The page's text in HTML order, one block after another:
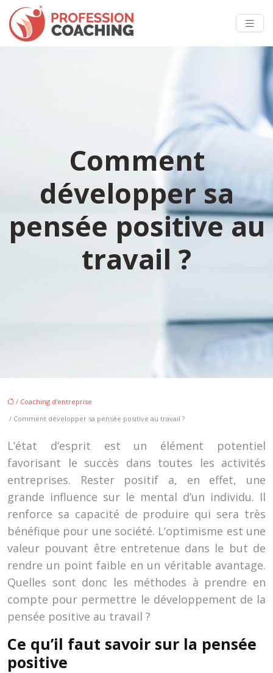
Comment
développer sa
pensée positive au
travail ?
/ Coaching d'entreprise
/ Comment développer sa pensée positive au travail ?
L’état d’esprit est un élément potentiel
favorisant le succès dans toutes les activités
entreprises. Rester positif a, en effet, une
grande influence sur le mental d’un individu. Il
renforce sa capacité de produire qui sera très
bénéfique pour une société. L’optimisme est une
valeur pouvant être entretenue dans le but de
rendre un point faible en un véritable avantage.
Quelles sont donc les méthodes à prendre en
compte pour permettre le développement de la
pensée positive au travail ?
Ce qu’il faut savoir sur la pensée
positive